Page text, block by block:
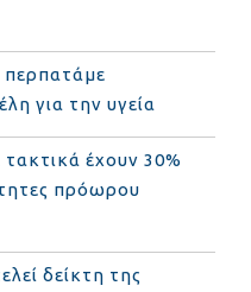
περπατάμε
για την υγεία
έχουν 30%
πρόωρου
δείκτη της